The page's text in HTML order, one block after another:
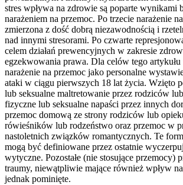
stres wpływa na zdrowie są poparte wynikami
narażeniem na przemoc. Po trzecie narażenie
zmierzona z dość dobrą niezawodnością i
nad innymi stresorami. Po czwarte
celem działań prewencyjnych w zakresie
egzekwowania prawa. Dla celów tego
narażenie na przemoc jako personalne
ataki w ciągu pierwszych 18 lat życia. Wzięto
lub seksualne maltretowanie przez rodziców
fizyczne lub seksualne napaści przez innych
przemoc domową ze strony rodziców lub
rówieśników lub rodzeństwo oraz przemoc w
nastoletnich związków romantycznych. Te
mogą być definiowane przez ostatnie
wytyczne. Pozostałe (nie stosujące przemocy)
traumy, niewątpliwie mające również wpływ
jednak pominięte.